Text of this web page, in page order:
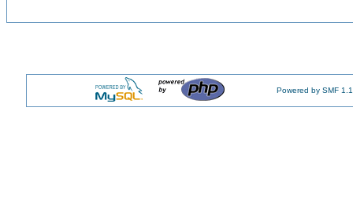
Powered by SMF